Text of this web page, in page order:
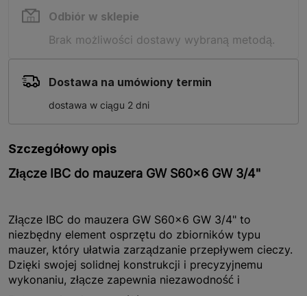
Odbiór w sklepie
Brak możliwości dostawy wybraną metodą.
Dostawa na umówiony termin
dostawa w ciągu 2 dni
Szczegółowy opis
Złącze IBC do mauzera GW S60x6 GW 3/4"
Złącze IBC do mauzera GW S60x6 GW 3/4" to
niezbędny element osprzętu do zbiorników typu
mauzer, który ułatwia zarządzanie przepływem cieczy.
Dzięki swojej solidnej konstrukcji i precyzyjnemu
wykonaniu, złącze zapewnia niezawodność i